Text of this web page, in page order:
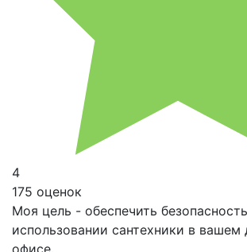
4
175 оценок
Моя цель - обеспечить
использовании сантехники в вашем
офисе.